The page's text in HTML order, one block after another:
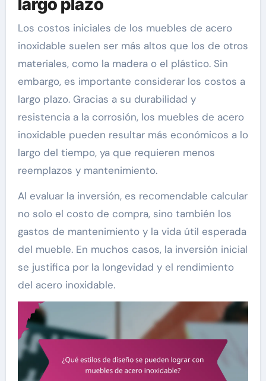
largo plazo
Los costos iniciales de los muebles de acero
inoxidable suelen ser más altos que los de otros
materiales, como la madera o el plástico. Sin
embargo, es importante considerar los costos a
largo plazo. Gracias a su durabilidad y
resistencia a la corrosión, los muebles de acero
inoxidable pueden resultar más económicos a lo
largo del tiempo, ya que requieren menos
reemplazos y mantenimiento.
Al evaluar la inversión, es recomendable calcular
no solo el costo de compra, sino también los
gastos de mantenimiento y la vida útil esperada
del mueble. En muchos casos, la inversión inicial
se justifica por la longevidad y el rendimiento
del acero inoxidable.